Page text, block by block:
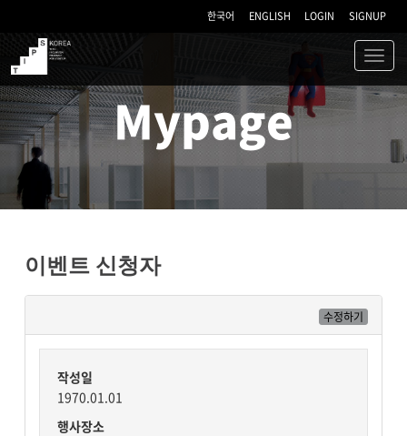
한국어 ENGLISH LOGIN SIGNUP
TIPS
Mypage
이벤트 신청자
수정하기
작성일
1970.01.01
행사장소